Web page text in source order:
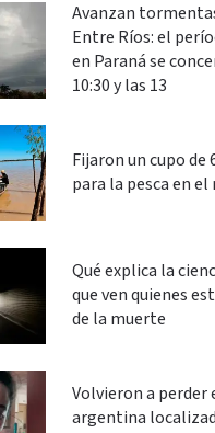
Avanzan
Entre Ríos: el
en Paraná se
10:30 y las 13
Fijaron un cupo de
para la pesca en el
Qué explica la
que ven quienes
de la muerte
Volvieron a
argentina